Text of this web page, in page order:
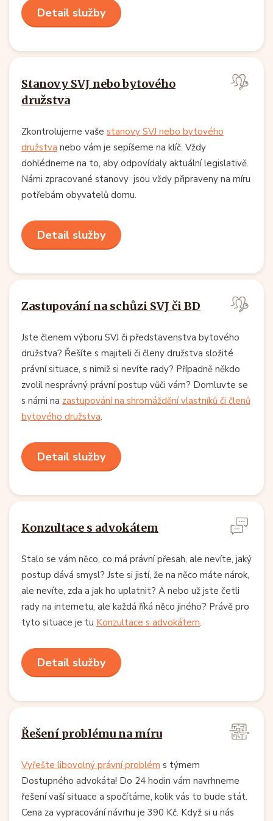
Detail služby
Stanovy SVJ nebo bytového
družstva
Zkontrolujeme vaše stanovy SVJ nebo bytového
družstva nebo vám je sepíšeme na klíč. Vždy
dohlédneme na to, aby odpovídaly aktuální legislativě.
Námi zpracované stanovy jsou vždy připraveny na míru
potřebám obyvatelů domu.
Detail služby
Zastupování na schůzi SVJ či BD
Jste členem výboru SVJ či představenstva bytového
družstva? Řešíte s majiteli či členy družstva složité
právní situace, s nimiž si nevíte rady? Případně někdo
zvolil nesprávný právní postup vůči vám? Domluvte se
s námi na zastupování na shromáždění vlastníků či členů
bytového družstva.
Detail služby
Konzultace s advokátem
Stalo se vám něco, co má právní přesah, ale nevíte, jaký
postup dává smysl? Jste si jistí, že na něco máte nárok,
ale nevíte, zda a jak ho uplatnit? A nebo už jste četli
rady na internetu, ale každá říká něco jiného? Právě pro
tyto situace je tu Konzultace s advokátem.
Detail služby
Řešení problému na míru
Vyřešte libovolný právní problém s týmem
Dostupného advokáta! Do 24 hodin vám navrhneme
řešení vaší situace a spočítáme, kolik vás to bude stát.
Cena za vypracování návrhu je 390 Kč. Když si u nás